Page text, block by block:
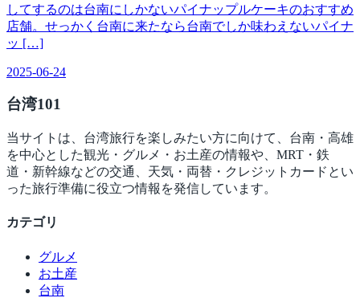
してするのは台南にしかないパイナップルケーキのおすすめ
店舗。せっかく台南に来たなら台南でしか味わえないパイナ
ッ […]
2025-06-24
台湾101
当サイトは、台湾旅行を楽しみたい方に向けて、台南・高雄
を中心とした観光・グルメ・お土産の情報や、MRT・鉄
道・新幹線などの交通、天気・両替・クレジットカードとい
った旅行準備に役立つ情報を発信しています。
カテゴリ
グルメ
お土産
台南